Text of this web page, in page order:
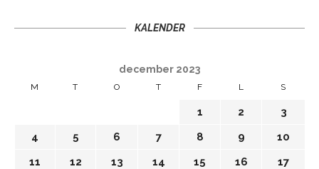
KALENDER
december 2023
M T O T F L S
1 2
3
4
5 6 7 8 9
10
11
12 13 14 15 16
17